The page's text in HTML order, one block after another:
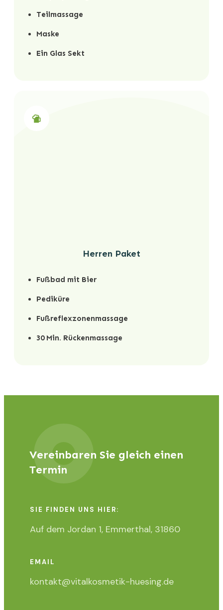
Teilmassage
Maske
Ein Glas Sekt
Herren Paket
Fußbad mit Bier
Pediküre
Fußreflexzonenmassage
30 Min. Rückenmassage
Vereinbaren Sie gleich einen
Termin
SIE FINDEN UNS HIER:
Auf dem Jordan 1, Emmerthal, 31860
EMAIL
kontakt@vitalkosmetik-huesing.de